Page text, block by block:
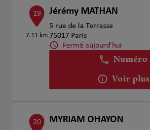
19
7.11 km
Jérémy MATHAN
5 rue de la Terrasse
75017 Paris
Fermé aujourd'hui
Numéro
Voir plus
20 MYRIAM OHAYON